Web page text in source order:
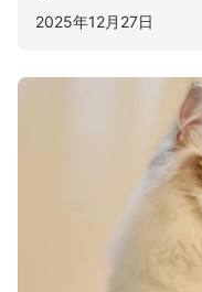
2025年12月27日